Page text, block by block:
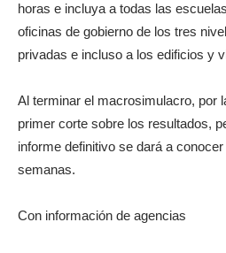
horas e incluya a todas las
oficinas de gobierno de los tres
privadas e incluso a los edificios y
Al terminar el macrosimulacro, por
primer corte sobre los resultados,
informe definitivo se dará a
semanas.
Con información de agencias